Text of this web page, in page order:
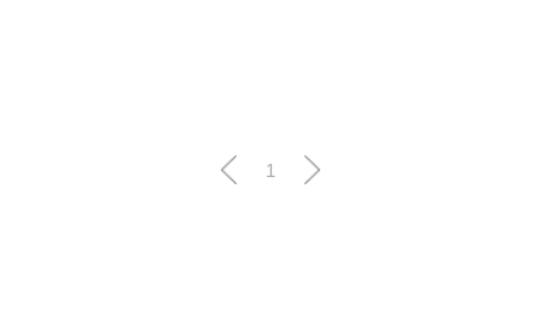
1